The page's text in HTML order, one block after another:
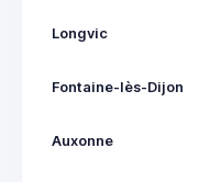
Longvic
Fontaine-lès-Dijon
Auxonne